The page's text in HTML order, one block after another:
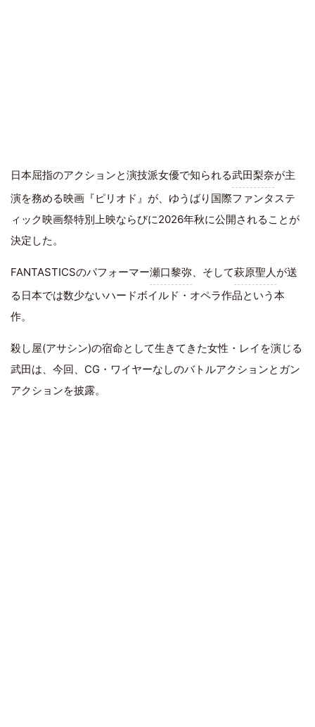
日本屈指のアクションと演技派女優で知られる武田梨奈が主
演を務める映画『ピリオド』が、ゆうばり国際ファンタステ
ィック映画祭特別上映ならびに2026年秋に公開されることが
決定した。
FANTASTICSのパフォーマー瀬口黎弥、そして萩原聖人が送
る日本では数少ないハードボイルド・オペラ作品という本
作。
殺し屋(アサシン)の宿命として生きてきた女性・レイを演じる
武田は、今回、CG・ワイヤーなしのバトルアクションとガン
アクションを披露。